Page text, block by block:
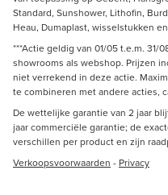
Standard, Sunshower, Lithofin,
Heau, Dumaplast, wisselstukken
***Actie geldig van 01/05 t.e.m.
showrooms als webshop. Prijzen
niet verrekend in deze actie.
te combineren met andere acties,
De wettelijke garantie van 2 jaar
jaar commerciële garantie; de
verschillen per product en zijn
Verkoopsvoorwaarden - Privacy